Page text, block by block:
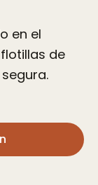
en el
de